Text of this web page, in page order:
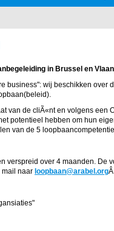
in Brussel en
business": wij beschikken over
van de cliÃ«nt en volgens een
potentieel hebben om hun
van de 5
verspreid over 4 maanden. De
mail naar loopbaan@arabel.org